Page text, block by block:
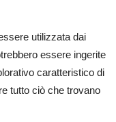
utilizzata dai
essere ingerite
caratteristico di
tutto ciò che trovano